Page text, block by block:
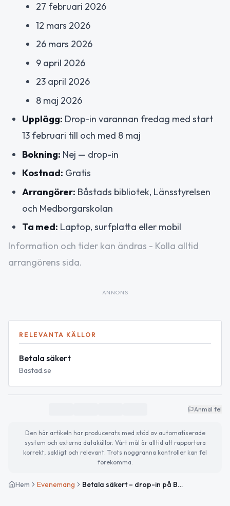
27 februari 2026
12 mars 2026
26 mars 2026
9 april 2026
23 april 2026
8 maj 2026
Upplägg: Drop-in varannan fredag med start
13 februari till och med 8 maj
Bokning: Nej — drop-in
Kostnad: Gratis
Arrangörer: Båstads bibliotek, Länsstyrelsen
och Medborgarskolan
Ta med: Laptop, surfplatta eller mobil
Information och tider kan ändras - Kolla alltid
arrangörens sida.
ANNONS
RELEVANTA KÄLLOR
Betala säkert
Bastad.se
Anmäl fel
Den här artikeln har producerats med stöd av automatiserade
system och externa datakällor. Vårt mål är alltid att rapportera
korrekt, sakligt och relevant. Trots noggranna kontroller kan fel
förekomma.
Hem Evenemang Betala säkert – drop-in på Båstads bibliotek